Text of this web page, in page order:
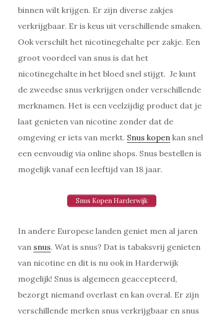
binnen wilt krijgen. Er zijn diverse zakjes
verkrijgbaar. Er is keus uit verschillende smaken.
Ook verschilt het nicotinegehalte per zakje. Een
groot voordeel van snus is dat het
nicotinegehalte in het bloed snel stijgt. Je kunt
de zweedse snus verkrijgen onder verschillende
merknamen. Het is een veelzijdig product dat je
laat genieten van nicotine zonder dat de
omgeving er iets van merkt. Snus kopen kan snel
een eenvoudig via online shops. Snus bestellen is
mogelijk vanaf een leeftijd van 18 jaar.
Snus Kopen Harderwijk
In andere Europese landen geniet men al jaren
van snus. Wat is snus? Dat is tabaksvrij genieten
van nicotine en dit is nu ook in Harderwijk
mogelijk! Snus is algemeen geaccepteerd,
bezorgt niemand overlast en kan overal. Er zijn
verschillende merken snus verkrijgbaar en snus